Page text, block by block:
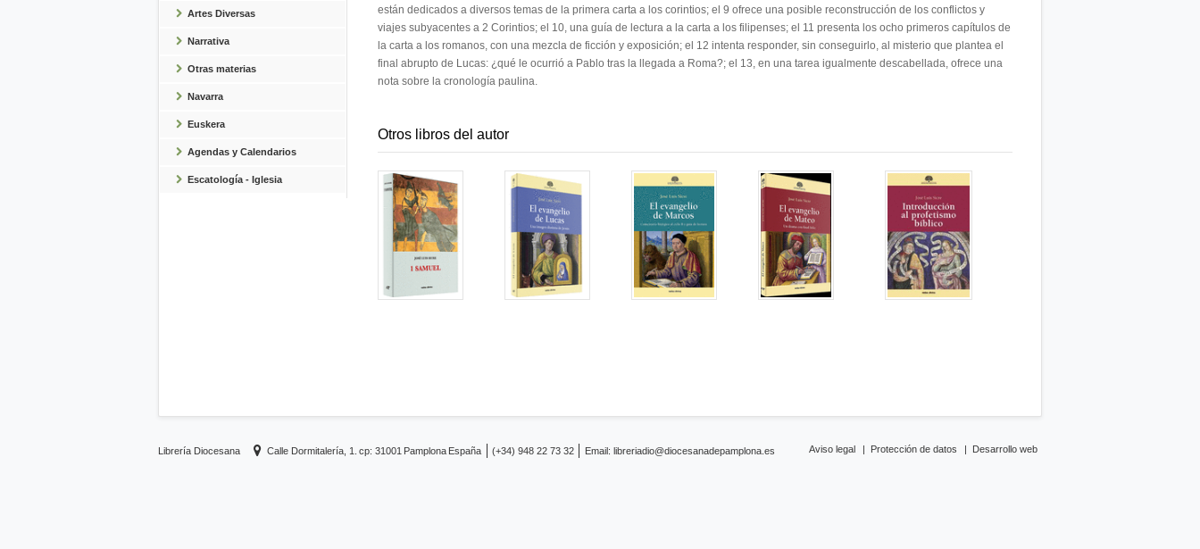
Artes Diversas
Narrativa
Otras materias
Navarra
Euskera
Agendas y Calendarios
Escatología - Iglesia
están dedicados a diversos temas de la primera carta a los corintios; el 9 ofrece una posible reconstrucción de los conflictos y
viajes subyacentes a 2 Corintios; el 10, una guía de lectura a la carta a los filipenses; el 11 presenta los ocho primeros capítulos de
la carta a los romanos, con una mezcla de ficción y exposición; el 12 intenta responder, sin conseguirlo, al misterio que plantea el
final abrupto de Lucas: ¿qué le ocurrió a Pablo tras la llegada a Roma?; el 13, en una tarea igualmente descabellada, ofrece una
nota sobre la cronología paulina.
Otros libros del autor
Aviso legal Protección de datos Desarrollo web
Librería Diocesana Calle Dormitalería, 1. cp: 31001 Pamplona España (+34) 948 22 73 32 Email: libreriadio@diocesanadepamplona.es